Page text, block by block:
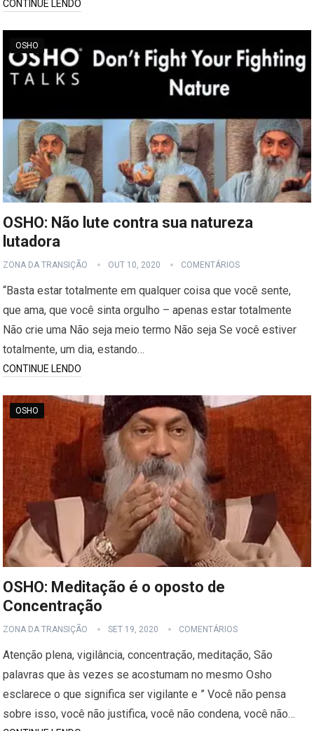
CONTINUE LENDO
OSHO
OSHO: Não lute contra sua natureza
lutadora
ZONA DA TRANSIÇÃO OUT 10, 2020 COMENTÁRIOS
“Basta estar totalmente em qualquer coisa que você sente,
que ama, que você sinta orgulho – apenas estar totalmente
Não crie uma Não seja meio termo Não seja Se você estiver
totalmente, um dia, estando…
CONTINUE LENDO
OSHO
OSHO: Meditação é o oposto de
Concentração
ZONA DA TRANSIÇÃO SET 19, 2020 COMENTÁRIOS
Atenção plena, vigilância, concentração, meditação, São
palavras que às vezes se acostumam no mesmo Osho
esclarece o que significa ser vigilante e ” Você não pensa
sobre isso, você não justifica, você não condena, você não…